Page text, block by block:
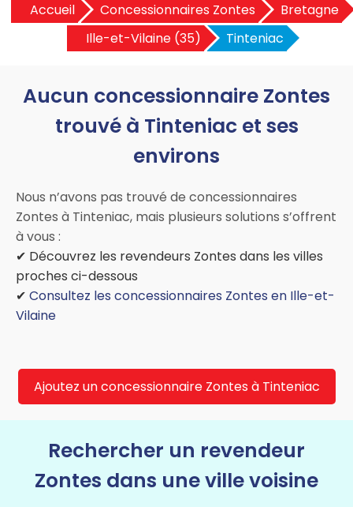
Accueil Concessionnaires Zontes
Bretagne
Ille-et-Vilaine (35)
Tinteniac
Aucun concessionnaire Zontes
trouvé à Tinteniac et ses
environs
Nous n’avons pas trouvé de concessionnaires
Zontes à Tinteniac, mais plusieurs solutions s’offrent
à vous :
✔ Découvrez les revendeurs Zontes dans les villes
proches ci-dessous
✔ Consultez les concessionnaires Zontes en Ille-et-
Vilaine
Ajoutez un concessionnaire Zontes à Tinteniac
Rechercher un revendeur
Zontes dans une ville voisine